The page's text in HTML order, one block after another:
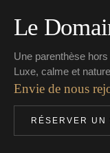
Le
Une parenthèse
Luxe, calme et
Envie de nous
RÉSERVER UN